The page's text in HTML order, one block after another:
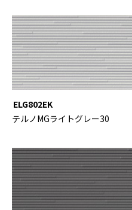
ELG802EK
テルノMGライトグレー30